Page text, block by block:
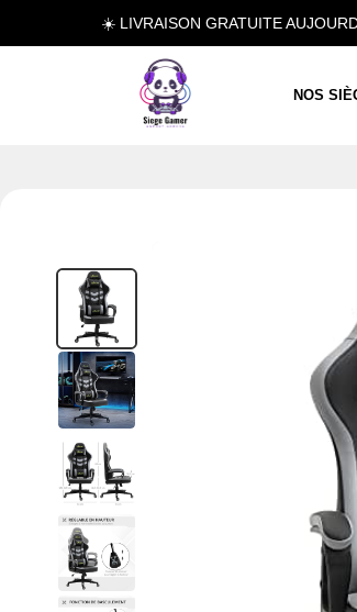
☀️ LIVRAISON GRATUITE
NOS